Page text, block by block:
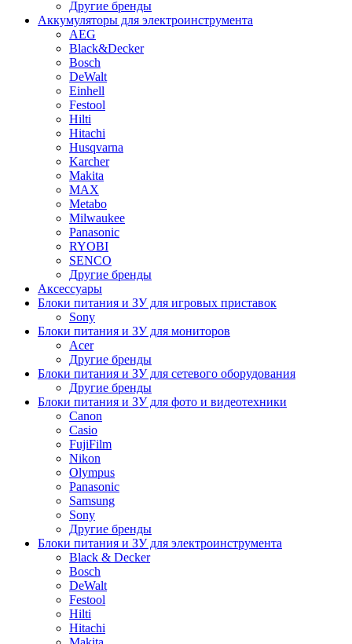
Другие бренды
Аккумуляторы для электроинструмента
AEG
Black&Decker
Bosch
DeWalt
Einhell
Festool
Hilti
Hitachi
Husqvarna
Karcher
Makita
MAX
Metabo
Milwaukee
Panasonic
RYOBI
SENCO
Другие бренды
Аксессуары
Блоки питания и ЗУ для игровых приставок
Sony
Блоки питания и ЗУ для мониторов
Acer
Другие бренды
Блоки питания и ЗУ для сетевого оборудования
Другие бренды
Блоки питания и ЗУ для фото и видеотехники
Canon
Casio
FujiFilm
Nikon
Olympus
Panasonic
Samsung
Sony
Другие бренды
Блоки питания и ЗУ для электроинструмента
Black & Decker
Bosch
DeWalt
Festool
Hilti
Hitachi